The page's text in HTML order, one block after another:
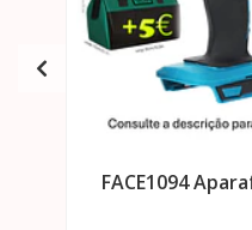
FACE1094